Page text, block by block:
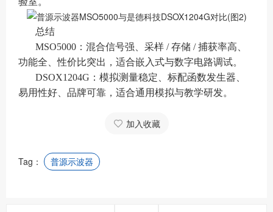
总结
MSO5000：混合信号强、采样 / 存储 / 捕获率高、
功能全、性价比突出，适合嵌入式与数字电路调试。
DSOX1204G：模拟测量稳定、标配函数发生器、
易用性好、品牌可靠，适合通用模拟与教学研发。
加入收藏
Tag： 普源示波器